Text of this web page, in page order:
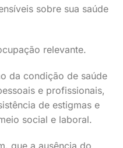
sobre sua saúde
relevante.
da condição de saúde
e profissionais,
de estigmas e
social e laboral.